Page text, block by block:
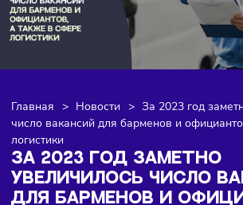
Главная
число вакансий для барменов и
логистики
ЗА 2023 ГОД